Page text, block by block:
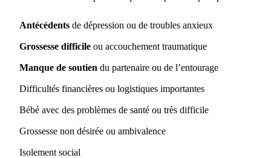
Antécédents de dépression ou de troubles anxieux
Grossesse difficile ou accouchement traumatique
Manque de soutien du partenaire ou de l’entourage
Difficultés financières ou logistiques importantes
Bébé avec des problèmes de santé ou très difficile
Grossesse non désirée ou ambivalence
Isolement social